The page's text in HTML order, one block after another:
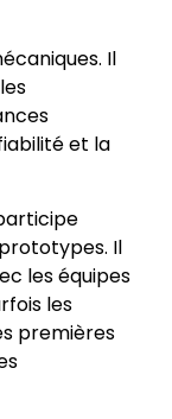
Il
et la
Il
les équipes
les
premières